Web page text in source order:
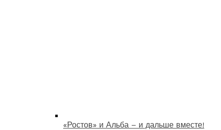
«Ростов» и Альба – и дальше вместе!